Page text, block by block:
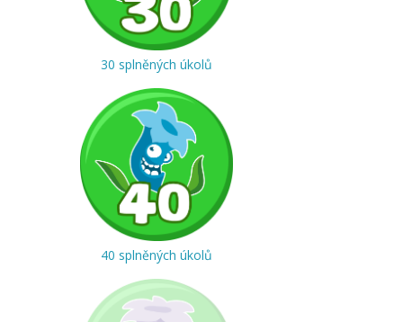
30 splněných úkolů
40 splněných úkolů